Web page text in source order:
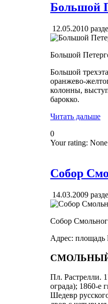
Большой
12.05.2010
Большой
Большой
оранжево-
колонны,
барокко.
Читать дальше
0
Your rating: None
Собор
14.03.2009
Собор
Адрес: площадь
Пл. Растрелли.
ограда); 1860-е
Шедевр